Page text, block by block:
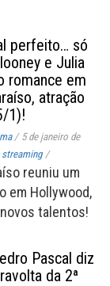
perfeito… só
e Julia
romance em
atração
1)!
/ 5 de janeiro de
streaming /
reuniu um
em Hollywood,
talentos!
Pascal diz
da 2ª